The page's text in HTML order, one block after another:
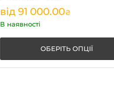
від 91 000.00₴
В наявності
ОБЕРІТЬ ОПЦІЇ